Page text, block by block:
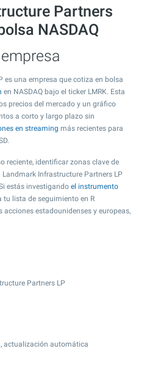
Partners
NASDAQ
es una empresa que cotiza en bolsa
en NASDAQ bajo el ticker LMRK. Esta
precios del mercado y un gráfico
a corto y largo plazo sin
en streaming más recientes para
reciente, identificar zonas clave de
Infrastructure Partners LP
estás investigando el instrumento
tu lista de seguimiento en R
estadounidenses y europeas,
Partners LP
actualización automática